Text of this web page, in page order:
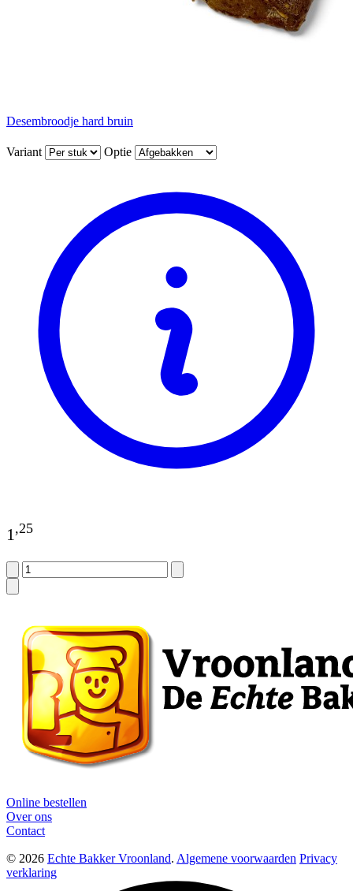
Desembroodje hard bruin
Variant Optie
1 ,25
Online bestellen
Over ons
Contact
© 2026 Echte Bakker Vroonland. Algemene voorwaarden Privacy
verklaring